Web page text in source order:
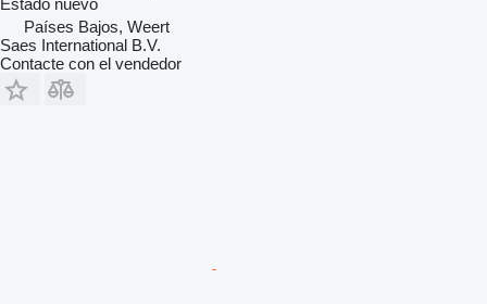
Países Bajos, Weert
Saes International B.V.
Contacte con el vendedor